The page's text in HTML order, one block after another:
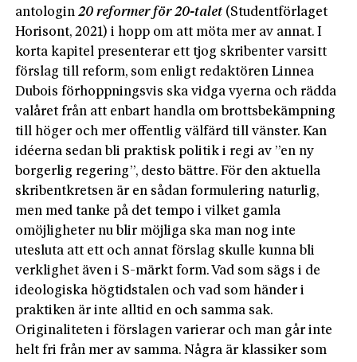
antologin20 reformer för 20-talet (Studentförlaget
Horisont, 2021) i hopp om att möta mer av annat. I
korta kapitel presenterar ett tjog skribenter varsitt
förslag till reform, som enligt redaktören Linnea
Dubois förhoppningsvis ska vidga vyerna och rädda
valåret från att enbart handla om brottsbekämpning
till höger och mer offentlig välfärd till vänster. Kan
idéerna sedan bli praktisk politik i regi av ”en ny
borgerlig regering”, desto bättre. För den aktuella
skribentkretsen är en sådan formulering naturlig,
men med tanke på det tempo i vilket gamla
omöjligheter nu blir möjliga ska man nog inte
utesluta att ett och annat förslag skulle kunna bli
verklighet även i S-märkt form. Vad som sägs i de
ideologiska högtidstalen och vad som händer i
praktiken är inte alltid en och samma sak.
Originaliteten i förslagen varierar och man går inte
helt fri från mer av samma. Några är klassiker som